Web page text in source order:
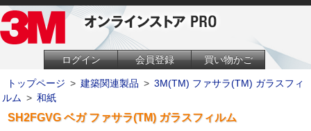
ログイン 会員登録 買い物かご
トップページ > 建築関連製品 > 3M(TM) ファサラ(TM) ガラスフィ
ルム > 和紙
SH2FGVG ベガ ファサラ(TM) ガラスフィルム